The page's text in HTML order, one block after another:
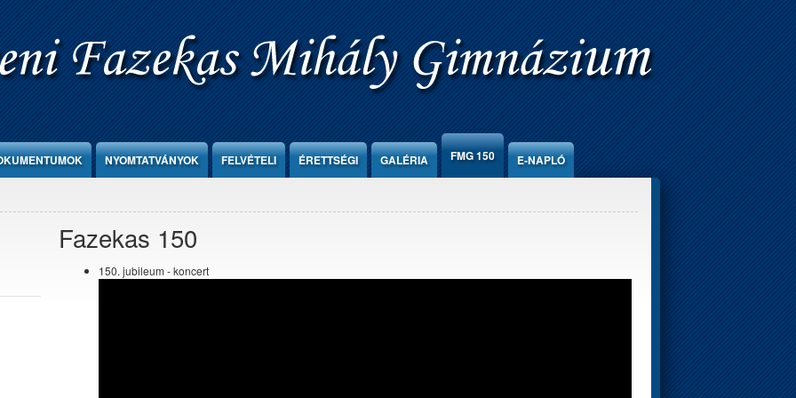
NYOMTATVÁNYOK FELVÉTELI ÉRETTSÉGI GALÉRIA FMG 150 E-NAPLÓ
Fazekas 150
150. jubileum - koncert